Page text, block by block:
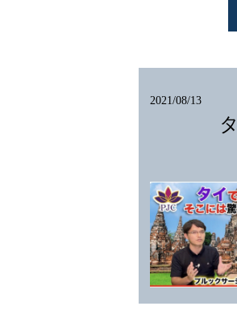
2021/08/13